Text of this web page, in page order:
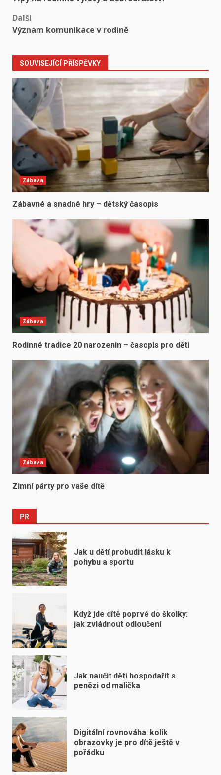
navigation
Další
Význam komunikace v rodině
SOUVISEJÍCÍ PŘÍSPĚVKY
Zábava
Zábavné a snadné hry – dětský časopis
Zábava
Rodinné tradice 20 narozenin – časopis pro děti
Zábava
Zimní párty pro vaše dítě
PR
Jak u dětí probudit lásku k
pohybu a sportu
Když jde dítě poprvé do školky:
jak zvládnout odloučení
Jak naučit děti hospodařit s
penězi od malička
Digitální rovnováha: kolik
obrazovky je pro dítě ještě v
pořádku